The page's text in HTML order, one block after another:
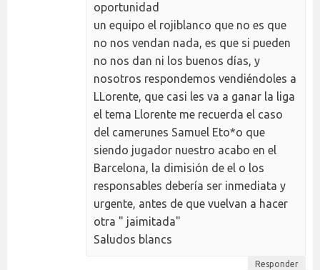
oportunidad
un equipo el rojiblanco que no es que
no nos vendan nada, es que si pueden
no nos dan ni los buenos días, y
nosotros respondemos vendiéndoles a
LLorente, que casi les va a ganar la liga
el tema Llorente me recuerda el caso
del camerunes Samuel Eto*o que
siendo jugador nuestro acabo en el
Barcelona, la dimisión de el o los
responsables debería ser inmediata y
urgente, antes de que vuelvan a hacer
otra " jaimitada"
Saludos blancs
Responder